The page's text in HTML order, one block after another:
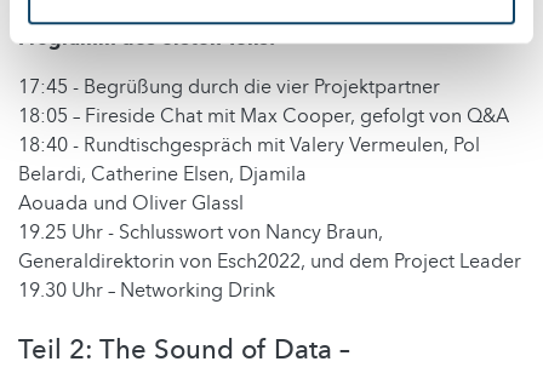
Programm des ersten Teils:
17:45 - Begrüßung durch die vier Projektpartner
18:05 – Fireside Chat mit Max Cooper, gefolgt von Q&A
18:40 - Rundtischgespräch mit Valery Vermeulen, Pol
Belardi, Catherine Elsen, Djamila
Aouada und Oliver Glassl
19.25 Uhr - Schlusswort von Nancy Braun,
Generaldirektorin von Esch2022, und dem Project Leader
19.30 Uhr – Networking Drink
Teil 2: The Sound of Data –